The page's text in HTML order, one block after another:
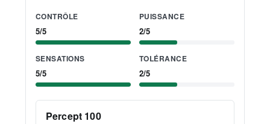
CONTRÔLE
5/5
PUISSANCE
2/5
SENSATIONS
5/5
TOLÉRANCE
2/5
Percept 100